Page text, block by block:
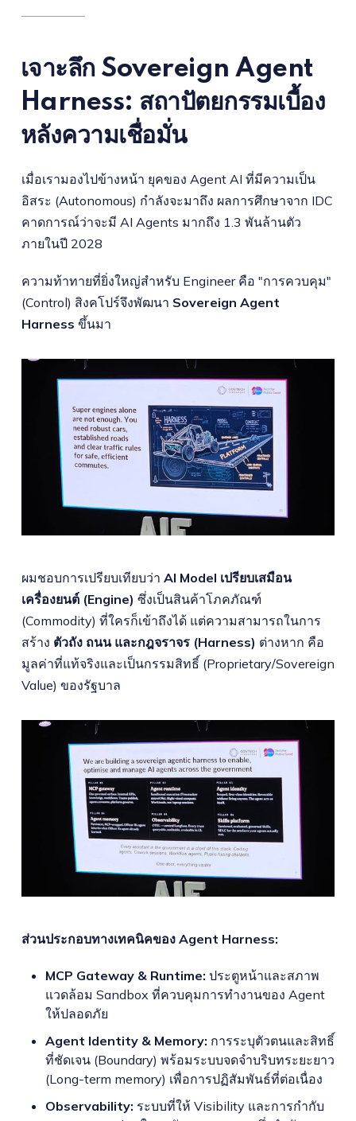
เจาะลึก Sovereign Agent
Harness: สถาปัตยกรรมเบื้อง
หลังความเชื่อมั่น
เมื่อเรามองไปข้างหน้า ยุคของ Agent AI ที่มีความเป็น
อิสระ (Autonomous) กำลังจะมาถึง ผลการศึกษาจาก IDC
คาดการณ์ว่าจะมี AI Agents มากถึง 1.3 พันล้านตัว
ภายในปี 2028
ความท้าทายที่ยิ่งใหญ่สำหรับ Engineer คือ "การควบคุม"
(Control) สิงคโปร์จึงพัฒนา Sovereign Agent
Harness ขึ้นมา
ผมชอบการเปรียบเทียบว่า AI Model เปรียบเสมือน
เครื่องยนต์ (Engine) ซึ่งเป็นสินค้าโภคภัณฑ์
(Commodity) ที่ใครก็เข้าถึงได้ แต่ความสามารถในการ
สร้าง ตัวถัง ถนน และกฎจราจร (Harness) ต่างหาก คือ
มูลค่าที่แท้จริงและเป็นกรรมสิทธิ์ (Proprietary/Sovereign
Value) ของรัฐบาล
ส่วนประกอบทางเทคนิคของ Agent Harness:
MCP Gateway & Runtime: ประตูหน้าและสภาพ
แวดล้อม Sandbox ที่ควบคุมการทำงานของ Agent
ให้ปลอดภัย
Agent Identity & Memory: การระบุตัวตนและสิทธิ์
ที่ชัดเจน (Boundary) พร้อมระบบจดจำบริบทระยะยาว
(Long-term memory) เพื่อการปฏิสัมพันธ์ที่ต่อเนื่อง
Observability: ระบบที่ให้ Visibility และการกำกับ